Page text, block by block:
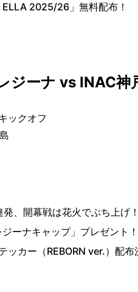
2025/26」無料配布！
ジーナ vs INAC神
ックオフ
、開幕戦は花火でぶち上げ！
ーナキャップ」プレゼント！
カー（REBORN ver.）配布